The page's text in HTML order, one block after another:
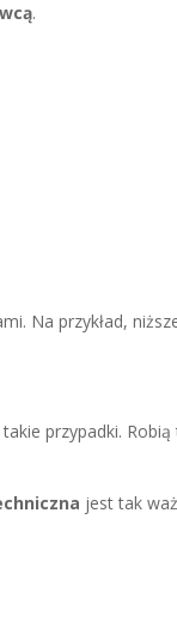
.
Na przykład,
przypadki. Robią
jest tak